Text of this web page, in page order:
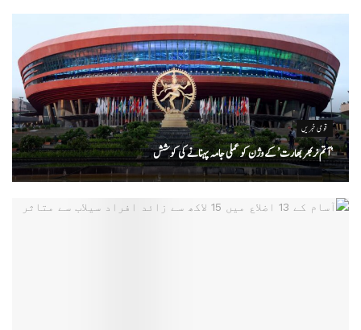
قومی خبریں
‘ آتم نربھر بھارت’ کے وژن کو عملی جامہ پہنانے کی کوشش